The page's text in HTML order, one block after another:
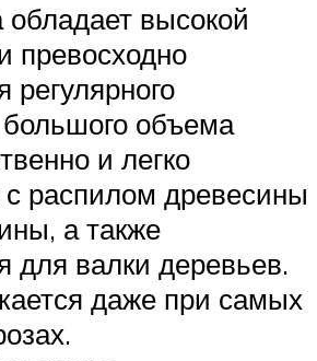
высокой
превосходно
регулярного
объема
и легко
с распилом древесины
а также
для валки деревьев.
даже при самых